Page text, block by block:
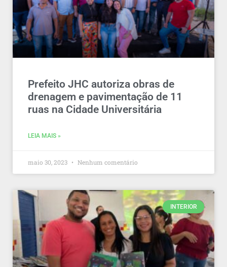
Prefeito JHC autoriza obras de
drenagem e pavimentação de 11
ruas na Cidade Universitária
LEIA MAIS »
maio 30, 2023 Nenhum comentário
INTERIOR